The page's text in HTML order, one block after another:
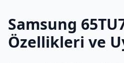
Samsung
Özellikleri ve